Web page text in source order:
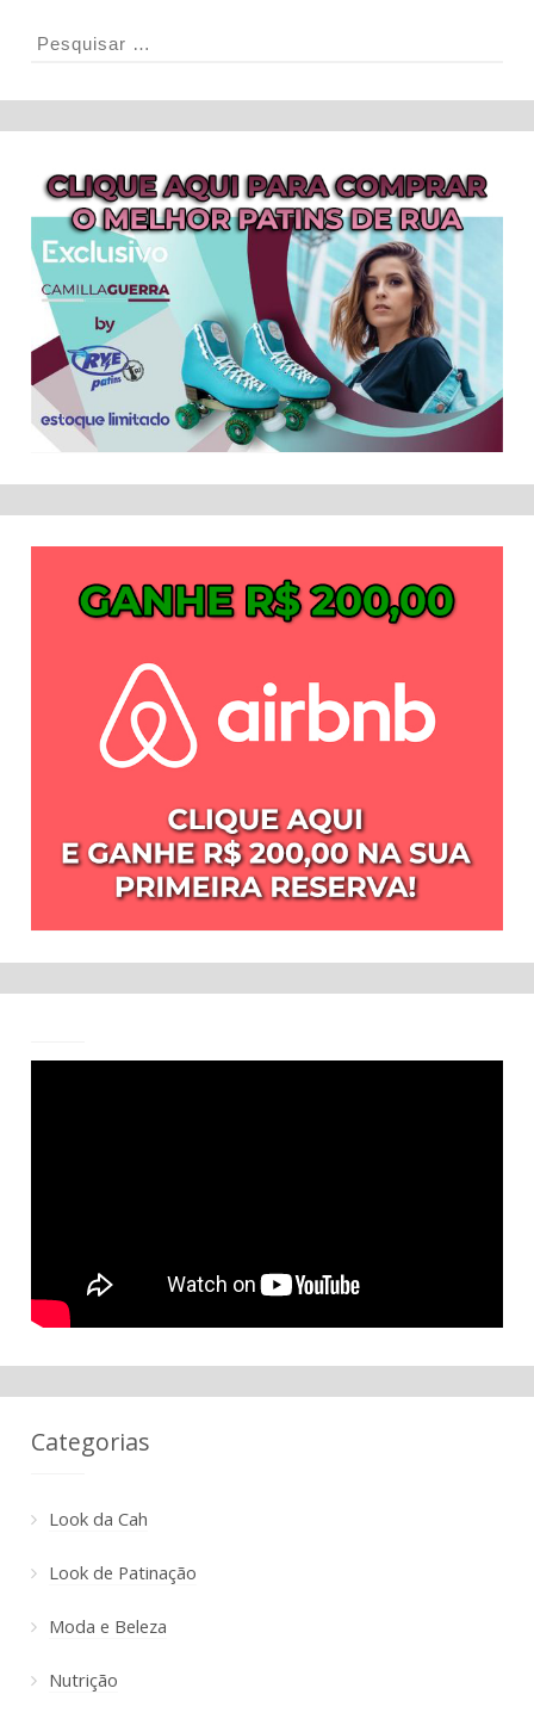
Categorias
Look da Cah
Look de Patinação
Moda e Beleza
Nutrição